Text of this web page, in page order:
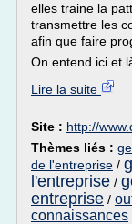
elles traine la
transmettre les
afin que faire
On entend ici et
Lire la suite
Site : http://
Thèmes liés :
de l'entreprise /
l'entreprise /
entreprise /
connaissances